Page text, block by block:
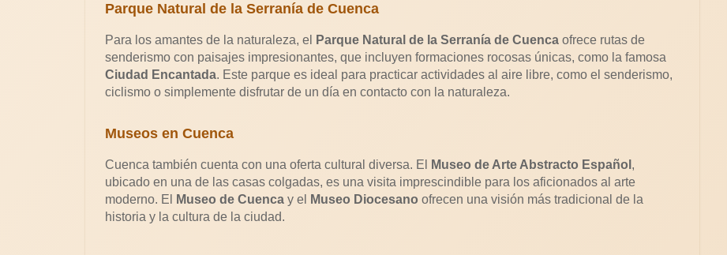
Parque Natural de la Serranía de Cuenca
Para los amantes de la naturaleza, el Parque Natural de la Serranía de Cuenca ofrece rutas de
senderismo con paisajes impresionantes, que incluyen formaciones rocosas únicas, como la famosa
Ciudad Encantada. Este parque es ideal para practicar actividades al aire libre, como el senderismo,
ciclismo o simplemente disfrutar de un día en contacto con la naturaleza.
Museos en Cuenca
Cuenca también cuenta con una oferta cultural diversa. El Museo de Arte Abstracto Español ,
ubicado en una de las casas colgadas, es una visita imprescindible para los aficionados al arte
moderno. El
Museo de Cuenca y el Museo Diocesano ofrecen una visión más tradicional de la
historia y la cultura de la ciudad.